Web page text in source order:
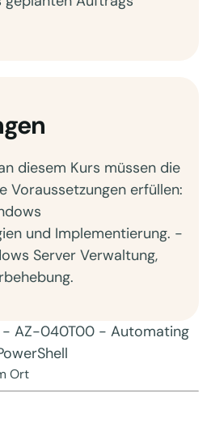
diesem Kurs müssen die
Voraussetzungen erfüllen:
und Implementierung. -
Server Verwaltung,
- AZ-040T00 - Automating
Ort